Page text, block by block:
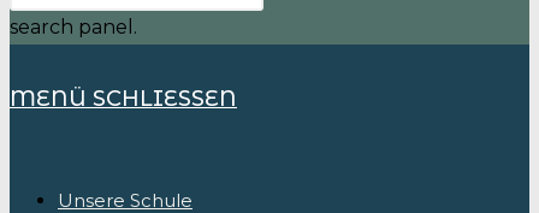
search panel.
MENÜ SCHLIESSEN
Unsere Schule